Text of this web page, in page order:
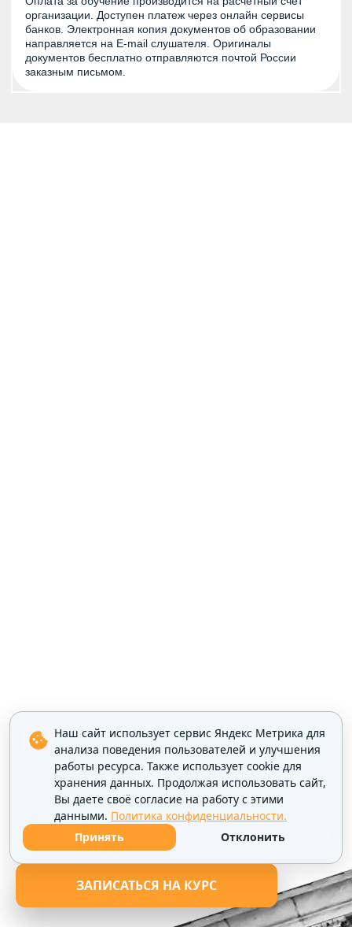
организации. Доступен платеж через онлайн сервисы
банков. Электронная копия документов об образовании
направляется на E-mail слушателя. Оригиналы
документов бесплатно отправляются почтой России
заказным письмом.
ЗАПИСАТЬСЯ НА КУРС
Наш сайт использует сервис Яндекс Метрика для
анализа поведения пользователей и улучшения
работы ресурса. Также использует cookie для
хранения данных. Продолжая использовать сайт,
Вы даете своё согласие на работу с этими
данными. Политика конфиденциальности.
Принять
Отклонить